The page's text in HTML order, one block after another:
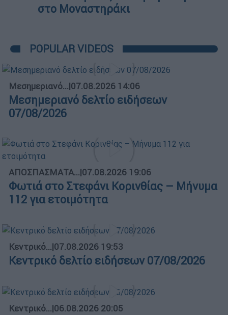
στο Μοναστηράκι
POPULAR VIDEOS
Μεσημεριανό...|07.08.2026 14:06
Μεσημεριανό δελτίο ειδήσεων
07/08/2026
ΑΠΟΣΠΑΣΜΑΤΑ...|07.08.2026 19:06
Φωτιά στο Στεφάνι Κορινθίας – Μήνυμα
112 για ετοιμότητα
Κεντρικό...|07.08.2026 19:53
Κεντρικό δελτίο ειδήσεων 07/08/2026
Κεντρικό...|06.08.2026 20:05